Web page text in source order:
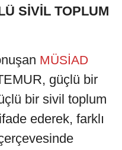
SİVİL TOPLUM
MÜSİAD
güçlü bir
bir sivil toplum
ederek, farklı